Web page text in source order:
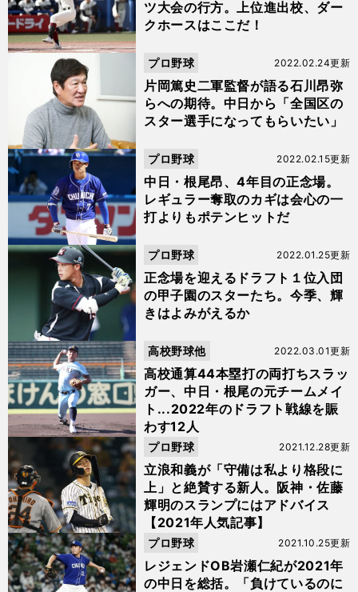
ツ大会の行方。上位進出校、ダー
クホースはここだ！
片岡篤史二軍監督が語る石川昂弥
らへの期待。中日から「全国区の
スター選手になってもらいたい」
2022.02.24更新
プロ野球
中日・根尾昂、4年目の正念場。
レギュラー奪取のカギは会心の一
打よりもポテンヒットだ
2022.02.15更新
プロ野球
正念場を迎えるドラフト１位入団
の甲子園のスターたち。今季、輝
きはよみがえるか
2022.01.25更新
プロ野球
高校通算44本塁打の両打ちスラッ
ガー、中日・根尾の元チームメイ
ト...2022年のドラフト戦線を賑
わす12人
2022.03.01更新
高校野球他
立浪和義が「守備は私より格段に
上」と絶賛する新人。阪神・佐藤
輝明のスランプにはアドバイス
【2021年人気記事】
2021.12.28更新
プロ野球
レジェンドOB岩瀬仁紀が2021年
の中日を総括。「負けているのに
2021.10.25更新
プロ野球